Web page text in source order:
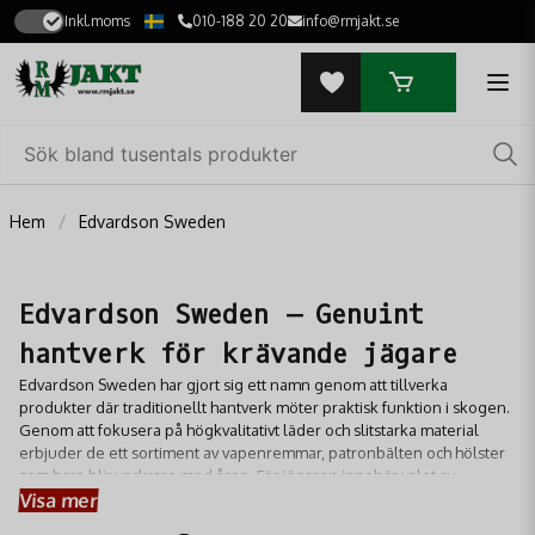
Inkl.moms 010-188 20 20 info@rmjakt.se
Hem Edvardson Sweden
Edvardson Sweden – Genuint
hantverk för krävande jägare
Edvardson Sweden har gjort sig ett namn genom att tillverka
produkter där traditionellt hantverk möter praktisk funktion i skogen.
Genom att fokusera på högkvalitativt läder och slitstarka material
erbjuder de ett sortiment av vapenremmar, patronbälten och hölster
som bara blir vackrare med åren. För jägaren innebär valet av
Edvardson en garanti för utrustning som tål både väta och slitage,
Visa mer